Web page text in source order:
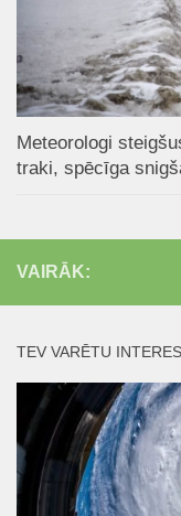
Meteorologi
traki, spēcīga
VAIRĀK:
TEV VARĒTU